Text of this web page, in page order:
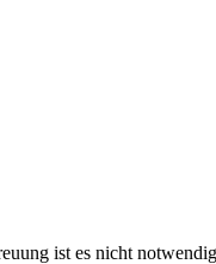
ist es nicht